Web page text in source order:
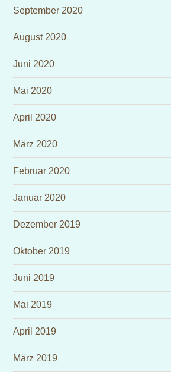
September 2020
August 2020
Juni 2020
Mai 2020
April 2020
März 2020
Februar 2020
Januar 2020
Dezember 2019
Oktober 2019
Juni 2019
Mai 2019
April 2019
März 2019